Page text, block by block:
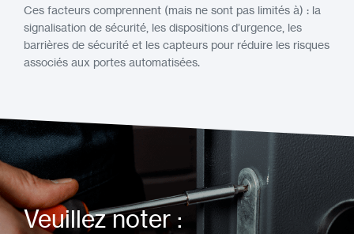
Ces facteurs comprennent (mais ne sont pas limités à) : la
signalisation de sécurité, les dispositions d’urgence, les
barrières de sécurité et les capteurs pour réduire les risques
associés aux portes automatisées.
Veuillez noter :